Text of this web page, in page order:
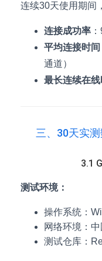
连续30天使用期间
连接成功率
平均连接时间
通道）
最长连续在
三、30天实
3.1
测试环境：
操作系统：
网络环境：
测试仓库：